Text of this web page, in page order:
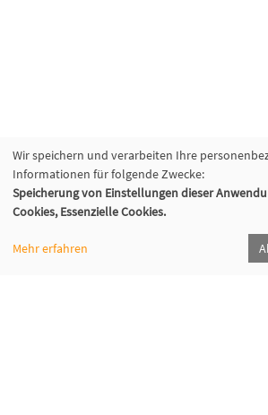
Wir speichern und verarbeiten Ihre
Informationen für folgende Zwecke:
Speicherung von Einstellungen dieser
Cookies, Essenzielle Cookies.
Mehr erfahren